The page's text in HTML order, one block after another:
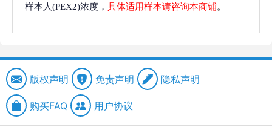
样本人(PEX2)浓度， 具体适用样本请咨询本商铺。
版权声明 免责声明 隐私声明
购买FAQ 用户协议